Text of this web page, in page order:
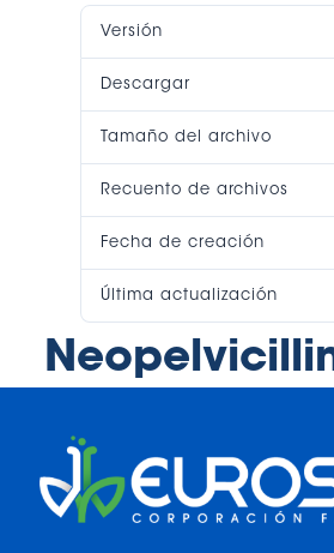
Versión
Descargar
Tamaño del archivo
Recuento de archivos
Fecha de creación
Última actualización